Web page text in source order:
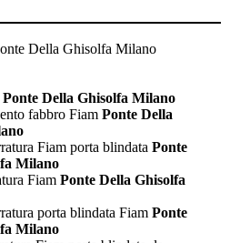
Ponte Della Ghisolfa Milano
fabbro Fiam Ponte Della
Fiam porta blindata Ponte
Milano
Fiam Ponte Della Ghisolfa
porta blindata Fiam Ponte
Milano